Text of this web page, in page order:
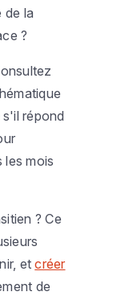
de la
?
répond
les mois
? Ce
etcréer
de